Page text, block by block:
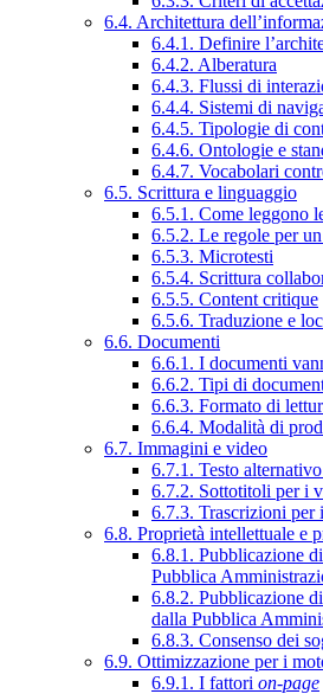
6.4. Architettura
6.4.1. Definire
6.4.2. Alberatura
6.4.3. Flussi di
6.4.4. Sistemi di
6.4.5. Tipologie di
6.4.6. Ontologie e
6.4.7. Vocabolari
6.5. Scrittura e linguaggio
6.5.1. Come leggono
6.5.2. Le regole per
6.5.3. Microtesti
6.5.4. Scrittura
6.5.5. Content critique
6.5.6. Traduzione e
6.6. Documenti
6.6.1. I documenti
6.6.2. Tipi di
6.6.3. Formato di
6.6.4. Modalità di
6.7. Immagini e video
6.7.1. Testo
6.7.2. Sottotitoli per i
6.7.3. Trascrizioni per
6.8. Proprietà intellettuale e
6.8.1. Pubblicazione
Pubblica
6.8.2. Pubblicazione
dalla Pubblica
6.8.3. Consenso dei
6.9. Ottimizzazione per i
6.9.1. I fattori on-page